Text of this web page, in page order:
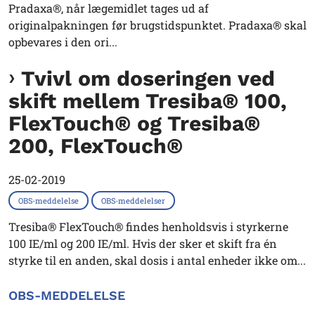
Pradaxa®, når lægemidlet tages ud af
originalpakningen før brugstidspunktet. Pradaxa® skal
opbevares i den ori...
Tvivl om doseringen ved
skift mellem Tresiba® 100,
FlexTouch® og Tresiba®
200, FlexTouch®
25-02-2019
OBS-meddelelse OBS-meddelelser
Tresiba® FlexTouch® findes henholdsvis i styrkerne
100 IE/ml og 200 IE/ml. Hvis der sker et skift fra én
styrke til en anden, skal dosis i antal enheder ikke om...
OBS-MEDDELELSE